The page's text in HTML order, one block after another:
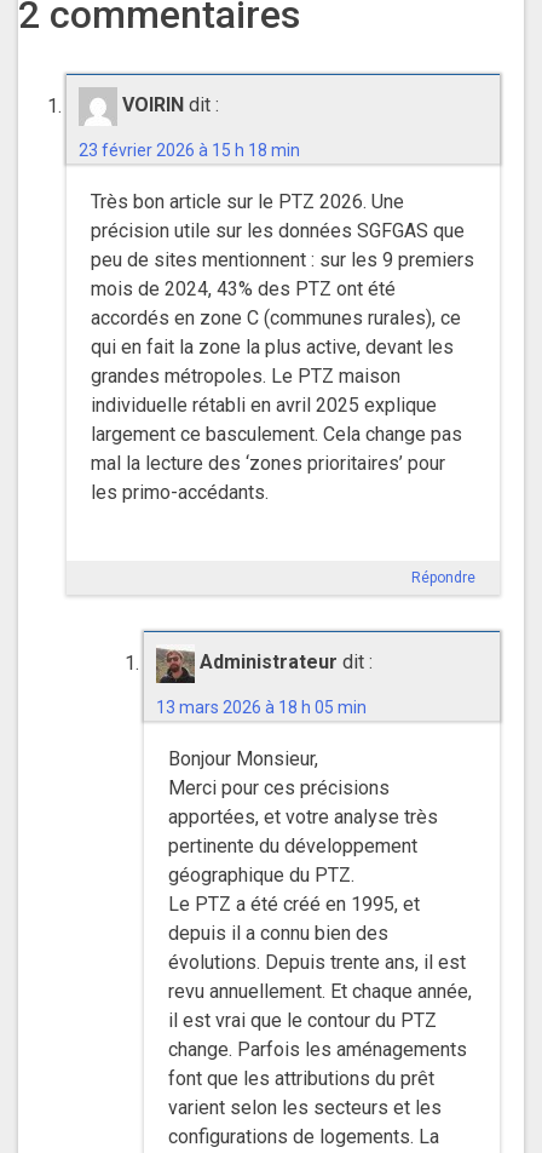
2 commentaires
VOIRIN dit :
23 février 2026 à 15 h 18 min
Très bon article sur le PTZ 2026. Une
précision utile sur les données SGFGAS que
peu de sites mentionnent : sur les 9 premiers
mois de 2024, 43% des PTZ ont été
accordés en zone C (communes rurales), ce
qui en fait la zone la plus active, devant les
grandes métropoles. Le PTZ maison
individuelle rétabli en avril 2025 explique
largement ce basculement. Cela change pas
mal la lecture des ‘zones prioritaires’ pour
les primo-accédants.
Répondre
Administrateur dit :
13 mars 2026 à 18 h 05 min
Bonjour Monsieur,
Merci pour ces précisions
apportées, et votre analyse très
pertinente du développement
géographique du PTZ.
Le PTZ a été créé en 1995, et
depuis il a connu bien des
évolutions. Depuis trente ans, il est
revu annuellement. Et chaque année,
il est vrai que le contour du PTZ
change. Parfois les aménagements
font que les attributions du prêt
varient selon les secteurs et les
configurations de logements. La